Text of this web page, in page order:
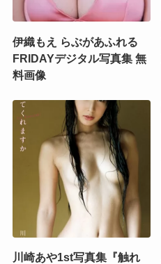
伊織もえ らぶがあふれる
FRIDAYデジタル写真集 無
料画像
川崎あや1st写真集『触れ